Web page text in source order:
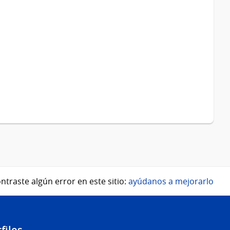
algún error en este sitio: ayúdanos a mejorarlo